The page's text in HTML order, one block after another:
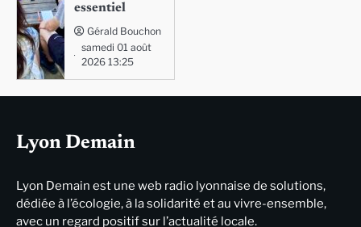
essentiel
Gérald Bouchon
samedi 01 août
2026 13:25
Lyon Demain
Lyon Demain est une web radio lyonnaise de solutions,
dédiée à l’écologie, à la solidarité et au vivre-ensemble,
avec un regard positif sur l’actualité locale.